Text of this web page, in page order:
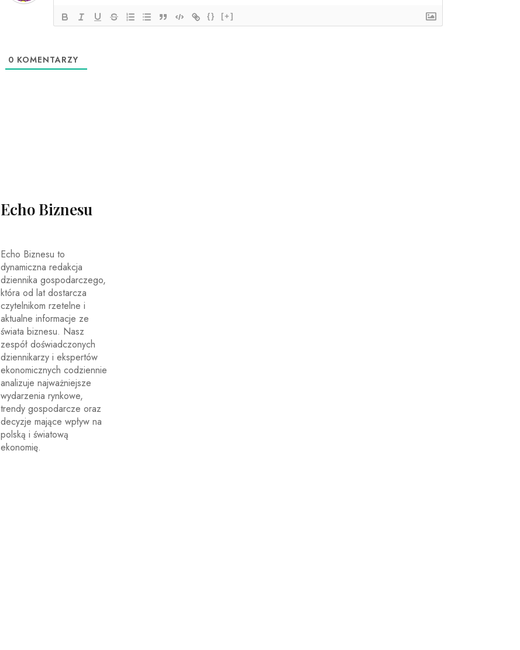
{} [+]
0 KOMENTARZY
Echo Biznesu
Echo Biznesu to
dynamiczna redakcja
dziennika gospodarczego,
która od lat dostarcza
czytelnikom rzetelne i
aktualne informacje ze
świata biznesu. Nasz
zespół doświadczonych
dziennikarzy i ekspertów
ekonomicznych codziennie
analizuje najważniejsze
wydarzenia rynkowe,
trendy gospodarcze oraz
decyzje mające wpływ na
polską i światową
ekonomię.